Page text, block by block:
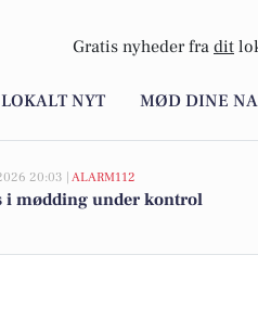
Gratis nyheder fra dit
LOKALT NYT MØD DINE
20:03 | ALARM112
i mødding under kontrol